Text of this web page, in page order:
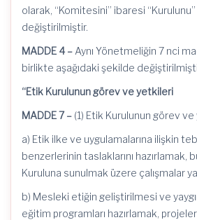
olarak, “Komitesini” ibaresi
değiştirilmiştir.
MADDE 4 – Aynı Yönetmeliğin 7 nci
birlikte aşağıdaki şekilde
“Etik Kurulunun görev ve yetkileri
MADDE 7 – (1) Etik Kurulunun görev
a) Etik ilke ve uygulamalarına ilişkin
benzerlerinin taslaklarını hazırlamak,
Kuruluna sunulmak üzere çalışmalar
b) Mesleki etiğin geliştirilmesi ve
eğitim programları hazırlamak,